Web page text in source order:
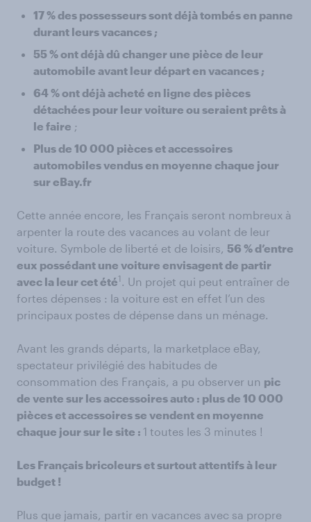
17 % des possesseurs sont déjà tombés en panne
durant leurs vacances ;
55 % ont déjà dû changer une pièce de leur
automobile avant leur départ en vacances ;
64 % ont déjà acheté en ligne des pièces
détachées pour leur voiture ou seraient prêts à
le faire ;
Plus de 10 000 pièces et accessoires
automobiles vendus en moyenne chaque jour
sur eBay.fr
Cette année encore, les Français seront nombreux à
arpenter la route des vacances au volant de leur
voiture. Symbole de liberté et de loisirs, 56 % d’entre
eux possédant une voiture envisagent de partir
avec la leur cet été1 . Un projet qui peut entraîner de
fortes dépenses : la voiture est en effet l’un des
principaux postes de dépense dans un ménage.
Avant les grands départs, la marketplace eBay,
spectateur privilégié des habitudes de
consommation des Français, a pu observer un pic
de vente sur les accessoires auto : plus de 10 000
pièces et accessoires se vendent en moyenne
chaque jour sur le site : 1 toutes les 3 minutes !
Les Français bricoleurs et surtout attentifs à leur
budget !
Plus que jamais, partir en vacances avec sa propre